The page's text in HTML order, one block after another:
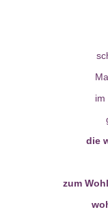
im
die
zum